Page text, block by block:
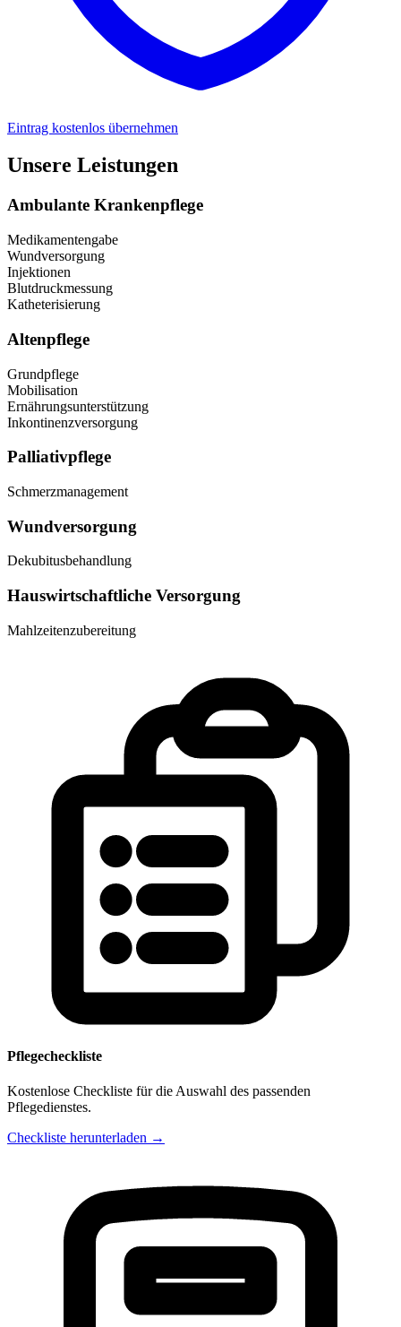
Eintrag kostenlos übernehmen
Unsere Leistungen
Ambulante Krankenpflege
Medikamentengabe
Wundversorgung
Injektionen
Blutdruckmessung
Katheterisierung
Altenpflege
Grundpflege
Mobilisation
Ernährungsunterstützung
Inkontinenzversorgung
Palliativpflege
Schmerzmanagement
Wundversorgung
Dekubitusbehandlung
Hauswirtschaftliche Versorgung
Mahlzeitenzubereitung
Pflegecheckliste
Kostenlose Checkliste für die Auswahl des passenden
Pflegedienstes.
Checkliste herunterladen →